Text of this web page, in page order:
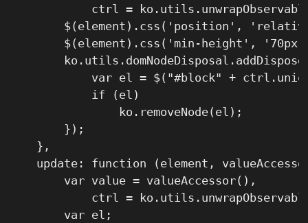
ctrl =
$(element).css('position',
$(element).css('min-height',
var el = $("#block" +
            if (el)
                ko.removeNode(el);
        });
    },
update: function (element,
        var value = valueAccessor(),
ctrl =
        var el;